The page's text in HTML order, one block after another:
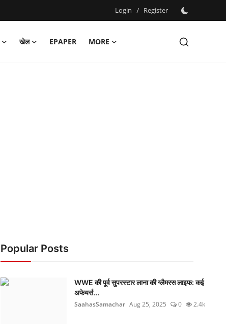
Login / Register
खेल EPAPER
MORE
Popular Posts
WWE की पूर्व सुपरस्टार लाना की ग्लैमरस लाइफ: कई
अफेयर्स...
SaahasSamachar Aug 25, 2025 0 2.4k